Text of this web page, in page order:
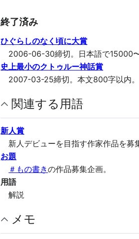
終了済み
ひぐらしのなく頃に大賞
2006-06-30締切。日本語で15000
史上最小のクトゥルー神話賞
2007-03-25締切。本文800字以内。
関連する用語
新人賞
新人デビューを目指す作家作品を募
お題
＃もの書きの作品募集企画。
用語
解説
メモ